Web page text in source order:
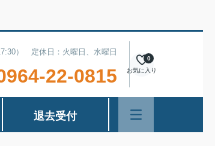
） 定休日：火曜日、水曜日
22-0815 お気に入り
0
退去受付